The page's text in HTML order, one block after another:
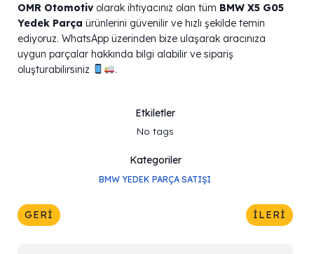
OMR Otomotivolarak ihtiyacınız olan tüm BMW X5 G05
Yedek Parça ürünlerini güvenilir ve hızlı şekilde temin
ediyoruz. WhatsApp üzerinden bize ulaşarak aracınıza
uygun parçalar hakkında bilgi alabilir ve sipariş
oluşturabilirsiniz
.
Etkiletler
No tags
Kategoriler
BMW YEDEK PARÇA SATIŞI
GERI İLERI